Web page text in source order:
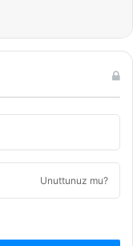
Unuttunuz mu?